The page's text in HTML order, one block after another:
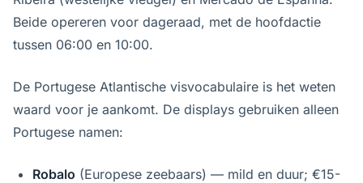
Beide opereren voor dageraad, met de hoofdactie
tussen 06:00 en 10:00.
De Portugese Atlantische visvocabulaire is het weten
waard voor je aankomt. De displays gebruiken alleen
Portugese namen:
Robalo (Europese zeebaars) — mild en duur; €15-